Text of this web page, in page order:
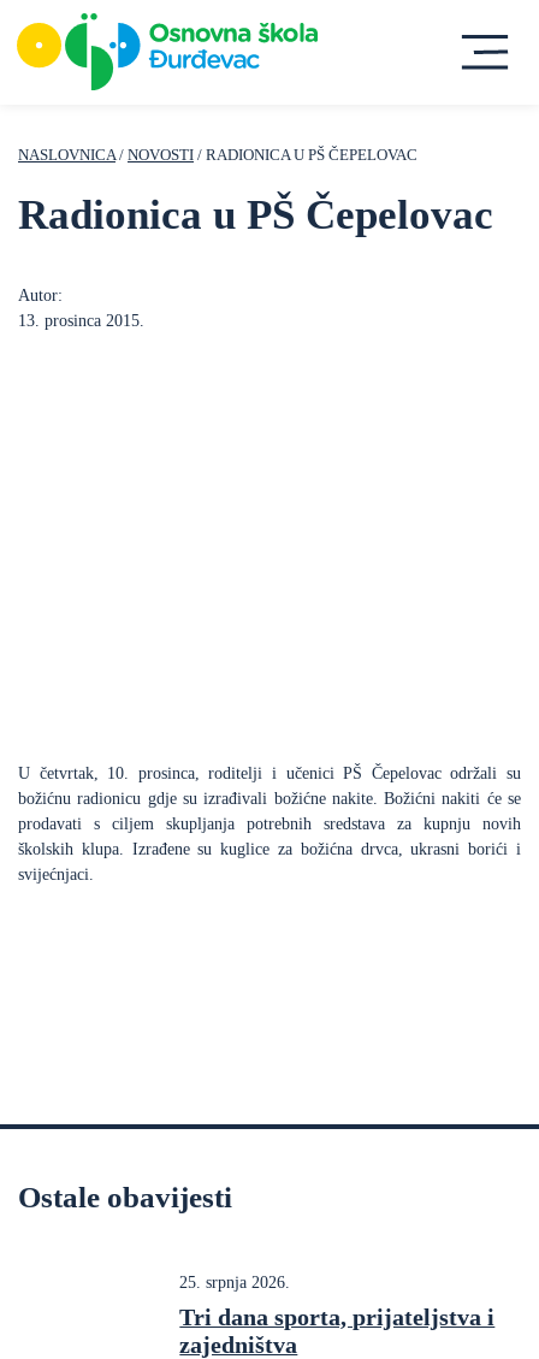
NASLOVNICA/ NOVOSTI / RADIONICA U PŠ ČEPELOVAC
Radionica u PŠ Čepelovac
Autor:
13. prosinca 2015.
U četvrtak, 10. prosinca, roditelji i učenici PŠ Čepelovac održali su
božićnu radionicu gdje su izrađivali božićne nakite. Božićni nakiti će se
prodavati s ciljem skupljanja potrebnih sredstava za kupnju novih
školskih klupa. Izrađene su kuglice za božićna drvca, ukrasni borići i
svijećnjaci.
Ostale obavijesti
25. srpnja 2026.
Tri dana sporta, prijateljstva i
zajedništva